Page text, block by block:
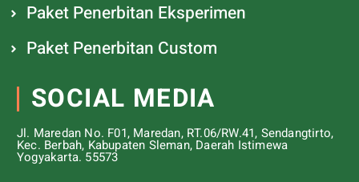
Paket Penerbitan Eksperimen
Paket Penerbitan Custom
SOCIAL MEDIA
Jl. Maredan No. F01, Maredan, RT.06/RW.41, Sendangtirto,
Kec. Berbah, Kabupaten Sleman, Daerah Istimewa
Yogyakarta. 55573